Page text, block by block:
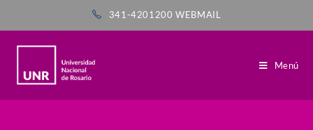
341-4201200WEBMAIL
Menú